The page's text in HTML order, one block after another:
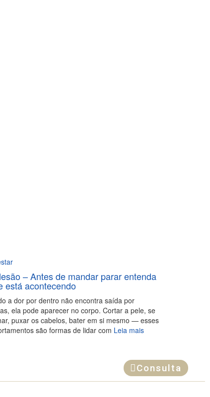
– Antes de mandar parar entenda
está acontecendo
a dor por dentro não encontra saída por
ela pode aparecer no corpo. Cortar a pele, se
puxar os cabelos, bater em si mesmo — esses
são formas de lidar com Leia mais
Consulta